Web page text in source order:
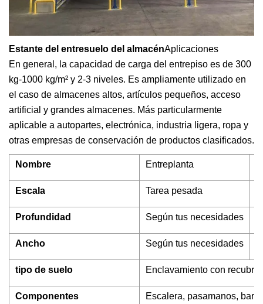
Estante del entresuelo del almacénAplicaciones
En general, la capacidad de carga del entrepiso es de 300
kg-1000 kg/m² y 2-3 niveles. Es ampliamente utilizado en
el caso de almacenes altos, artículos pequeños, acceso
artificial y grandes almacenes. Más particularmente
aplicable a autopartes, electrónica, industria ligera, ropa y
otras empresas de conservación de productos clasificados.
Nombre Entreplanta
Escala Tarea pesada
Profundidad Según tus necesidades
Ancho Según tus necesidades
tipo de suelo Enclavamiento con
Componentes Escalera, pasamanos,